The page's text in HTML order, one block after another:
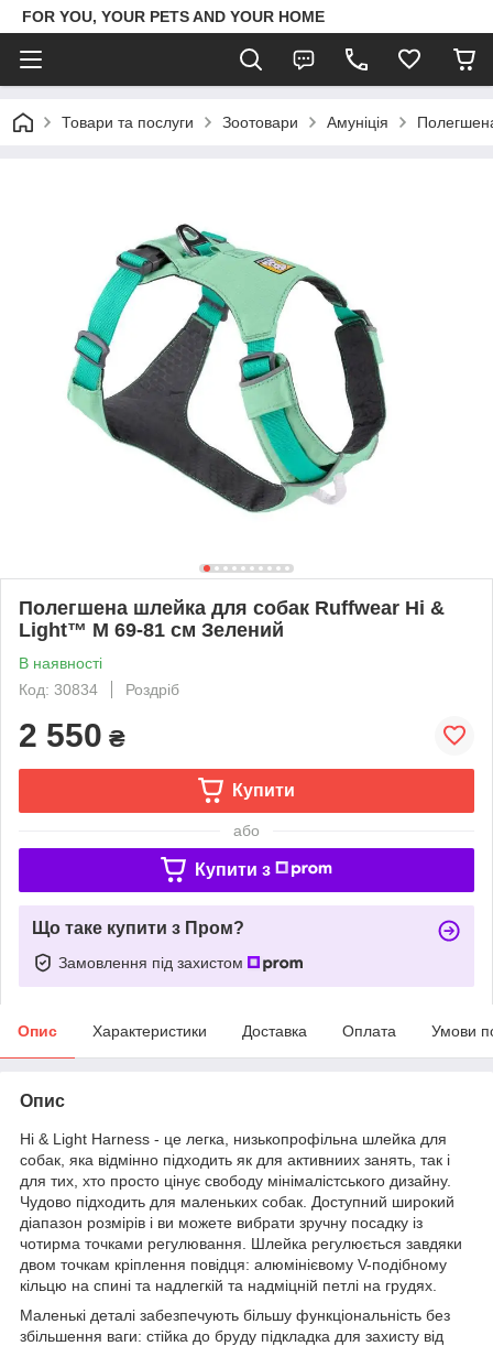
FOR YOU, YOUR PETS AND YOUR HOME
Товари та послуги Зоотовари Амуніція
Полегшена шлейка для собак Ruffwear Hi &
Light™ M 69-81 см Зелений
В наявності
Код: 30834
Роздріб
2 550 ₴
Купити
або
Купити з
Що таке купити з Пром?
Замовлення під захистом
Опис Характеристики Доставка Оплата Умови
Опис
Hi & Light Harness - це легка, низькопрофільна шлейка для
собак, яка відмінно підходить як для активниих занять, так і
для тих, хто просто цінує свободу мінімалістського дизайну.
Чудово підходить для маленьких собак. Доступний широкий
діапазон розмірів і ви можете вибрати зручну посадку із
чотирма точками регулювання. Шлейка регулюється завдяки
двом точкам кріплення повідця: алюмінієвому V-подібному
кільцю на спині та надлегкій та надміцній петлі на грудях.
Маленькі деталі забезпечують більшу функціональність без
збільшення ваги: стійка до бруду підкладка для захисту від